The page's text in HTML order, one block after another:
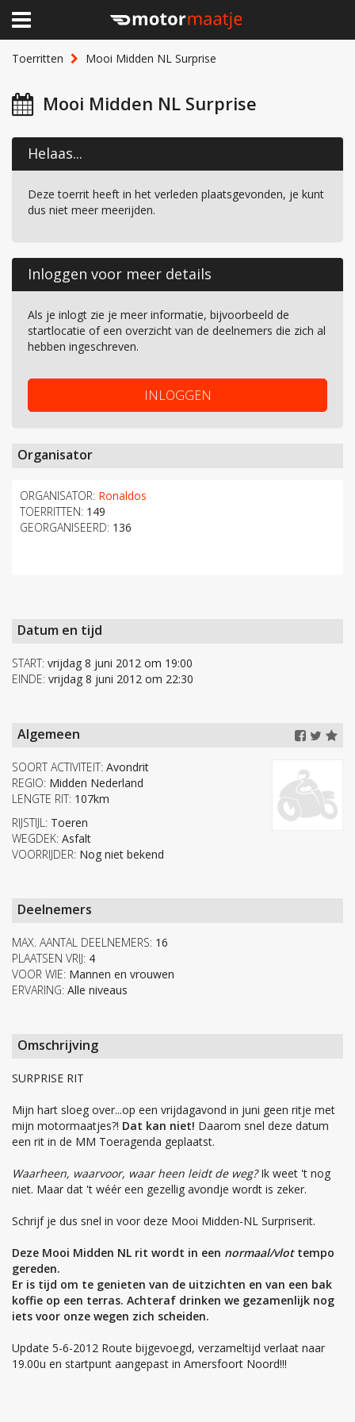
Toerritten Mooi Midden NL Surprise
Mooi Midden NL Surprise
Helaas...
Deze toerrit heeft in het verleden plaatsgevonden, je kunt
dus niet meer meerijden.
Inloggen voor meer details
Als je inlogt zie je meer informatie, bijvoorbeeld de
startlocatie of een overzicht van de deelnemers die zich al
hebben ingeschreven.
INLOGGEN
Organisator
ORGANISATOR: Ronaldos
TOERRITTEN: 149
GEORGANISEERD: 136
Datum en tijd
START: vrijdag 8 juni 2012 om 19:00
EINDE: vrijdag 8 juni 2012 om 22:30
Algemeen
SOORT ACTIVITEIT: Avondrit
REGIO: Midden Nederland
LENGTE RIT: 107km
RIJSTIJL: Toeren
WEGDEK: Asfalt
VOORRIJDER: Nog niet bekend
Deelnemers
MAX. AANTAL DEELNEMERS: 16
PLAATSEN VRIJ: 4
VOOR WIE: Mannen en vrouwen
ERVARING: Alle niveaus
Omschrijving
SURPRISE RIT
Mijn hart sloeg over...op een vrijdagavond in juni geen ritje met
mijn motormaatjes?! Dat kan niet! Daarom snel deze datum
een rit in de MM Toeragenda geplaatst.
Waarheen, waarvoor, waar heen leidt de weg?Ik weet 't nog
niet. Maar dat 't wéér een gezellig avondje wordt is zeker.
Schrijf je dus snel in voor deze Mooi Midden-NL Surpriserit.
Deze Mooi Midden NL rit wordt in een normaal/vlottempo
gereden.
Er is tijd om te genieten van de uitzichten en van een bak
koffie op een terras. Achteraf drinken we gezamenlijk nog
iets voor onze wegen zich scheiden.
Update 5-6-2012 Route bijgevoegd, verzameltijd verlaat naar
19.00u en startpunt aangepast in Amersfoort Noord!!!
×
Home
Clubhuis
Lid worden
Over Motormaatje